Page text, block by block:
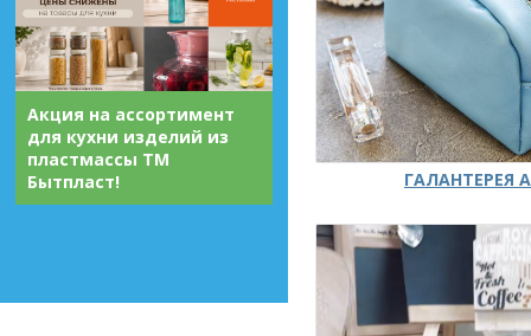
Акция на ассортимент
для кухни изделий из
пластмассы ТМ
Бытпласт!
ГАЛАНТЕРЕЯ